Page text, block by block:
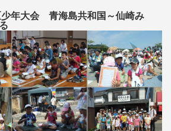
少年大会 青海島共和国～仙崎み